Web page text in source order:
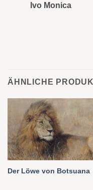
Ivo Monica
ÄHNLICHE
Der Löwe von Botsuana